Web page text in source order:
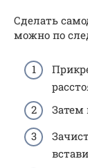
Сделать
можно по
Затем